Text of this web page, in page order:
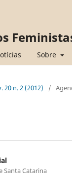
Sobre
20 n. 2 (2012) /
Santa Catarina